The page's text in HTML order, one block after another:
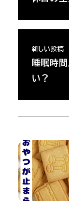
新しい投稿
睡眠時
い？